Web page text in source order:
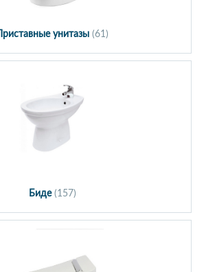
Приставные унитазы (61)
Биде (157)